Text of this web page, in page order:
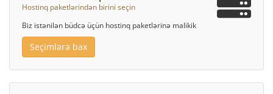
Hostinq paketlərindən birini seçin
Biz istənilən büdcə üçün hostinq paketlərinə malikik
Seçimlərə bax